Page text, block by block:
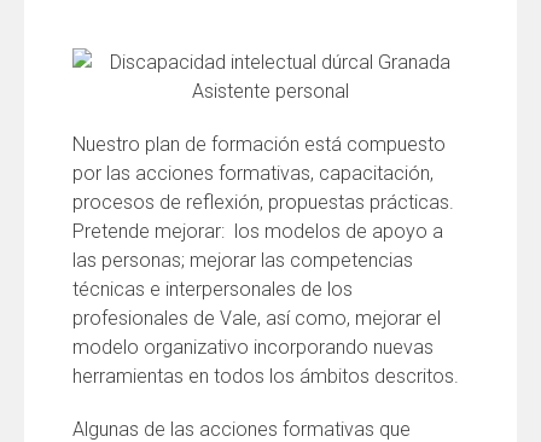
Nuestro plan de formación está compuesto
por las acciones formativas, capacitación,
procesos de reflexión, propuestas prácticas.
Pretende mejorar: los modelos de apoyo a
las personas; mejorar las competencias
técnicas e interpersonales de los
profesionales de Vale, así como, mejorar el
modelo organizativo incorporando nuevas
herramientas en todos los ámbitos descritos.
Algunas de las acciones formativas que